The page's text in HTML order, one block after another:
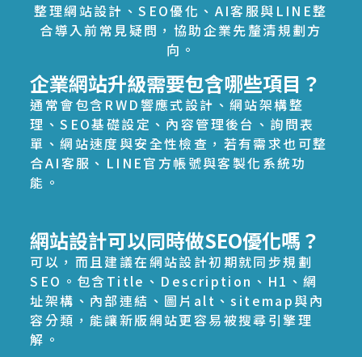
整理網站設計、SEO優化、AI客服與LINE整
合導入前常見疑問，協助企業先釐清規劃方
向。
企業網站升級需要包含哪些項目？
通常會包含RWD響應式設計、網站架構整
理、SEO基礎設定、內容管理後台、詢問表
單、網站速度與安全性檢查，若有需求也可整
合AI客服、LINE官方帳號與客製化系統功
能。
網站設計可以同時做SEO優化嗎？
可以，而且建議在網站設計初期就同步規劃
SEO。包含Title、Description、H1、網
址架構、內部連結、圖片alt、sitemap與內
容分類，能讓新版網站更容易被搜尋引擎理
解。